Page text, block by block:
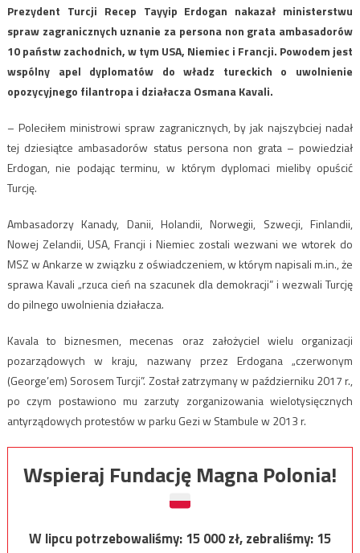
Prezydent Turcji Recep Tayyip Erdogan nakazał ministerstwu
spraw zagranicznych uznanie za persona non grata ambasadorów
10 państw zachodnich, w tym USA, Niemiec i Francji. Powodem jest
wspólny apel dyplomatów do władz tureckich o uwolnienie
opozycyjnego filantropa i działacza Osmana Kavali.
– Poleciłem ministrowi spraw zagranicznych, by jak najszybciej nadał
tej dziesiątce ambasadorów status persona non grata – powiedział
Erdogan, nie podając terminu, w którym dyplomaci mieliby opuścić
Turcję.
Ambasadorzy Kanady, Danii, Holandii, Norwegii, Szwecji, Finlandii,
Nowej Zelandii, USA, Francji i Niemiec zostali wezwani we wtorek do
MSZ w Ankarze w związku z oświadczeniem, w którym napisali m.in., że
sprawa Kavali „rzuca cień na szacunek dla demokracji” i wezwali Turcję
do pilnego uwolnienia działacza.
Kavala to biznesmen, mecenas oraz założyciel wielu organizacji
pozarządowych w kraju, nazwany przez Erdogana „czerwonym
(George’em) Sorosem Turcji”. Został zatrzymany w październiku 2017 r.,
po czym postawiono mu zarzuty zorganizowania wielotysięcznych
antyrządowych protestów w parku Gezi w Stambule w 2013 r.
Wspieraj Fundację Magna Polonia!
W lipcu potrzebowaliśmy:15 000zł, zebraliśmy:15